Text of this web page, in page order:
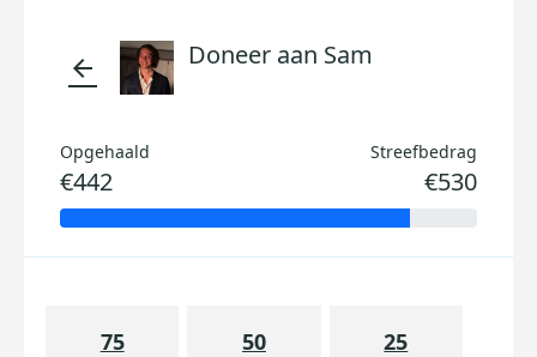
arrow_back Doneer aan Sam
Opgehaald
€442
Streefbedrag
€530
75 50 25